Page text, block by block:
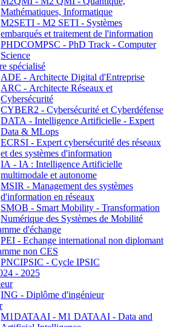
Mathématiques, Informatique
M2SETI - M2 SETI - Systèmes
embarqués et traitement de l'information
PHDCOMPSC - PhD Track - Computer
Science
spécialisé
ADE - Architecte Digital d'Entreprise
ARC - Architecte Réseaux et
Cybersécurité
CYBER2 - Cybersécurité et Cyberdéfense
DATA - Intelligence Artificielle - Expert
Data & MLops
ECRSI - Expert cybersécurité des réseaux
et des systèmes d'information
IA - IA : Intelligence Artificielle
multimodale et autonome
MSIR - Management des systèmes
d'information en réseaux
SMOB - Smart Mobility - Transformation
Numérique des Systèmes de Mobilité
d'échange
PEI - Echange international non diplomant
non CES
PNCIPSIC - Cycle IPSIC
- 2025
ING - Diplôme d'ingénieur
M1DATAAI - M1 DATAAI - Data and